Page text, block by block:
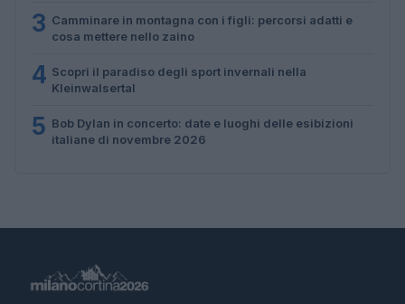
3 Camminare in montagna con i figli: percorsi adatti e
cosa mettere nello zaino
4 Scopri il paradiso degli sport invernali nella
Kleinwalsertal
5 Bob Dylan in concerto: date e luoghi delle esibizioni
italiane di novembre 2026